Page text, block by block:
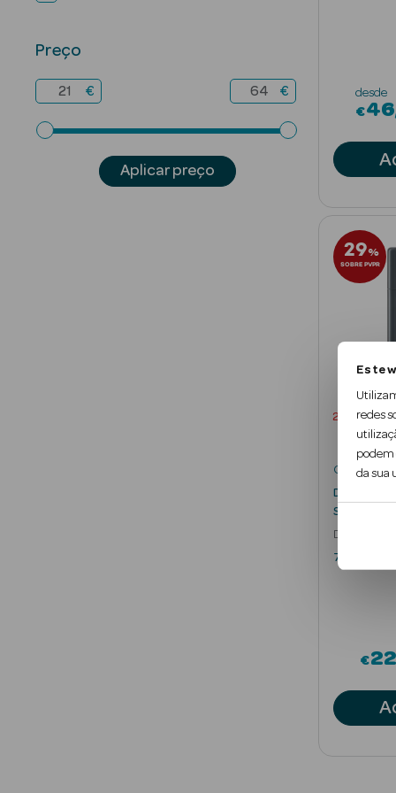
Este
redes
podem
da sua
Preço
€ €
Aplicar preço
desde
€46
29%
SOBRE PVPR
2
Calvin Klein
Stick
75 gr
€22